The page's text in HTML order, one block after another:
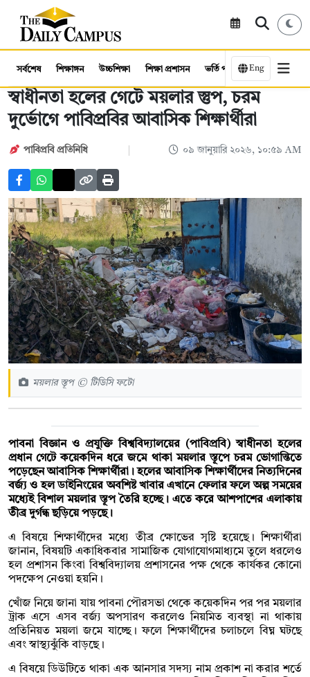
সর্বশেষ শিক্ষাঙ্গন উচ্চশিক্ষা শিক্ষা প্রশাসন ভর্তি পরীক্ষা কর্মসংস্থান
Eng
স্বাধীনতা হলের গেটে ময়লার স্তুপ, চরম
দুর্ভোগে পাবিপ্রবির আবাসিক শিক্ষার্থীরা
পাবিপ্রবি প্রতিনিধি ০৯ জানুয়ারি ২০২৬, ১০:৫৯ AM
ময়লার স্তূপ © টিডিসি ফটো
পাবনা বিজ্ঞান ও প্রযুক্তি বিশ্ববিদ্যালয়ের (পাবিপ্রবি) স্বাধীনতা হলের
প্রধান গেটে কয়েকদিন ধরে জমে থাকা ময়লার স্তূপে চরম ভোগান্তিতে
পড়েছেন আবাসিক শিক্ষার্থীরা। হলের আবাসিক শিক্ষার্থীদের নিত্যদিনের
বর্জ্য ও হল ডাইনিংয়ের অবশিষ্ট খাবার এখানে ফেলার ফলে অল্প সময়ের
মধ্যেই বিশাল ময়লার স্তূপ তৈরি হচ্ছে। এতে করে আশপাশের এলাকায়
তীব্র দুর্গন্ধ ছড়িয়ে পড়ছে।
এ বিষয়ে শিক্ষার্থীদের মধ্যে তীব্র ক্ষোভের সৃষ্টি হয়েছে। শিক্ষার্থীরা
জানান, বিষয়টি একাধিকবার সামাজিক যোগাযোগমাধ্যমে তুলে ধরলেও
হল প্রশাসন কিংবা বিশ্ববিদ্যালয় প্রশাসনের পক্ষ থেকে কার্যকর কোনো
পদক্ষেপ নেওয়া হয়নি।
খোঁজ নিয়ে জানা যায় পাবনা পৌরসভা থেকে কয়েকদিন পর পর ময়লার
ট্রাক এসে এসব বর্জ্য অপসারণ করলেও নিয়মিত ব্যবস্থা না থাকায়
প্রতিনিয়ত ময়লা জমে যাচ্ছে। ফলে শিক্ষার্থীদের চলাচলে বিঘ্ন ঘটছে
এবং স্বাস্থ্যঝুঁকি বাড়ছে।
এ বিষয়ে ডিউটিতে থাকা এক আনসার সদস্য নাম প্রকাশ না করার শর্তে